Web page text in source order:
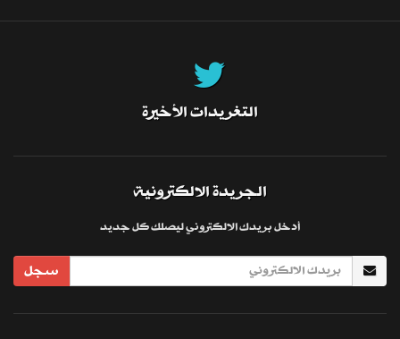
التغريدات الأخيرة
الجريدة الالكترونية
أدخل بريدك الالكتروني ليصلك كل جديد
سجل